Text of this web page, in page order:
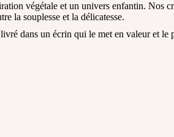
végétale et un univers enfantin. Nos
la souplesse et la délicatesse.
dans un écrin qui le met en valeur et le